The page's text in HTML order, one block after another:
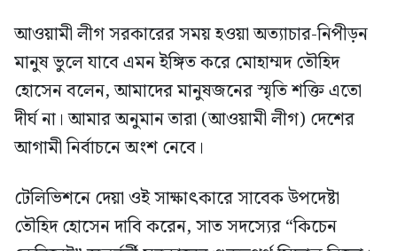
আওয়ামী লীগ সরকারের সময় হওয়া অত্যাচার-নিপীড়ন
মানুষ ভুলে যাবে এমন ইঙ্গিত করে মোহাম্মদ তৌহিদ
হোসেন বলেন, আমাদের মানুষজনের স্মৃতি শক্তি এতো
দীর্ঘ না। আমার অনুমান তারা (আওয়ামী লীগ) দেশের
আগামী নির্বাচনে অংশ নেবে।
টেলিভিশনে দেয়া ওই সাক্ষাৎকারে সাবেক উপদেষ্টা
তৌহিদ হোসেন দাবি করেন, সাত সদস্যের “কিচেন